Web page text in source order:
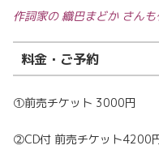
作詞家の 織巴まどか さんも
料金・ご予約
①前売チケット 3000円
②CD付 前売チケット4200